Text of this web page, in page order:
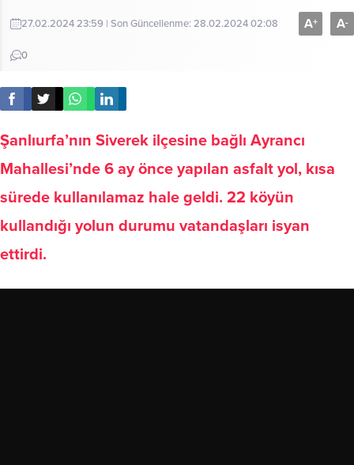
27.02.2024 23:59 | Son Güncellenme: 28.02.2024 02:08
0
A+ A-
Şanlıurfa’nın Siverek ilçesine bağlı Ayrancı
Mahallesi’nde 6 ay önce yapılan asfalt yol, kısa
sürede kullanılamaz hale geldi. 22 köyün
kullandığı yolun durumu vatandaşları isyan
ettirdi.